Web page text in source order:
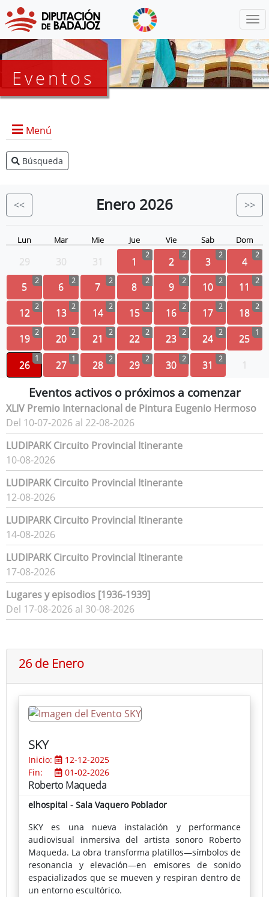
Eventos
Menú
Agenda Presidencia
Eventos
Búsqueda
<< Enero 2026 >>
Lun Mar Mie Jue Vie Sab Dom
29 30 31 1 2 2 2 3 2 4 2
5 2 6 2 7 2 8 2 9 2 10 2 11 2
12 2 13 2 14 2 15 2 16 2 17 2 18 2
19 2 20 2 21 2 22 2 23 2 24 2 25 1
26
1
27 1 28 2 29 2 30 2 31 2 1
Eventos activos o próximos a comenzar
XLIV Premio Internacional de Pintura Eugenio Hermoso
Del 10-07-2026 al 22-08-2026
LUDIPARK Circuito Provincial Itinerante
10-08-2026
LUDIPARK Circuito Provincial Itinerante
12-08-2026
LUDIPARK Circuito Provincial Itinerante
14-08-2026
LUDIPARK Circuito Provincial Itinerante
17-08-2026
Lugares y episodios [1936-1939]
Del 17-08-2026 al 30-08-2026
26 de Enero
SKY
Inicio:
12-12-2025
Fin:
01-02-2026
Roberto Maqueda
elhospital - Sala Vaquero Poblador
SKY es una nueva instalación y performance
audiovisual inmersiva del artista sonoro Roberto
Maqueda. La obra transforma platillos—símbolos de
resonancia y elevación—en emisores de sonido
espacializados que se mueven y respiran dentro de
un entorno escultórico.